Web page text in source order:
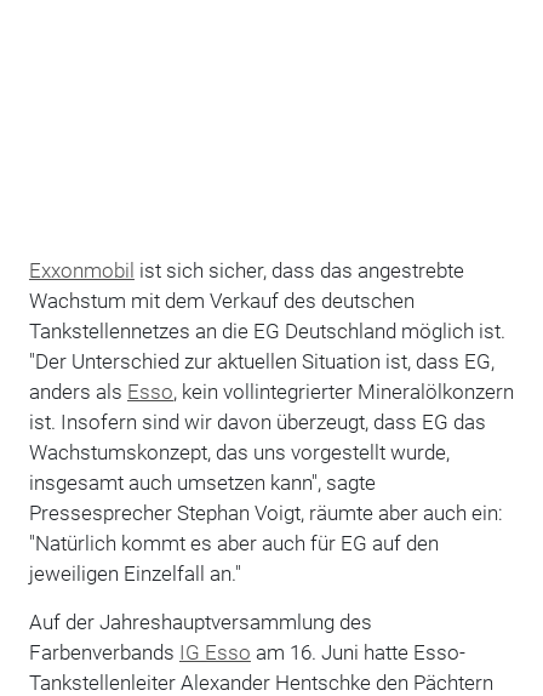
Exxonmobil ist sich sicher, dass das angestrebte
Wachstum mit dem Verkauf des deutschen
Tankstellennetzes an die EG Deutschland möglich ist.
"Der Unterschied zur aktuellen Situation ist, dass EG,
anders als Esso, kein vollintegrierter Mineralölkonzern
ist. Insofern sind wir davon überzeugt, dass EG das
Wachstumskonzept, das uns vorgestellt wurde,
insgesamt auch umsetzen kann", sagte
Pressesprecher Stephan Voigt, räumte aber auch ein:
"Natürlich kommt es aber auch für EG auf den
jeweiligen Einzelfall an."
Auf der Jahreshauptversammlung des
Farbenverbands IG Esso am 16. Juni hatte Esso-
Tankstellenleiter Alexander Hentschke den Pächtern